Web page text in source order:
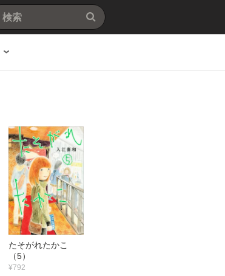
たそがれたかこ
（5）
¥792